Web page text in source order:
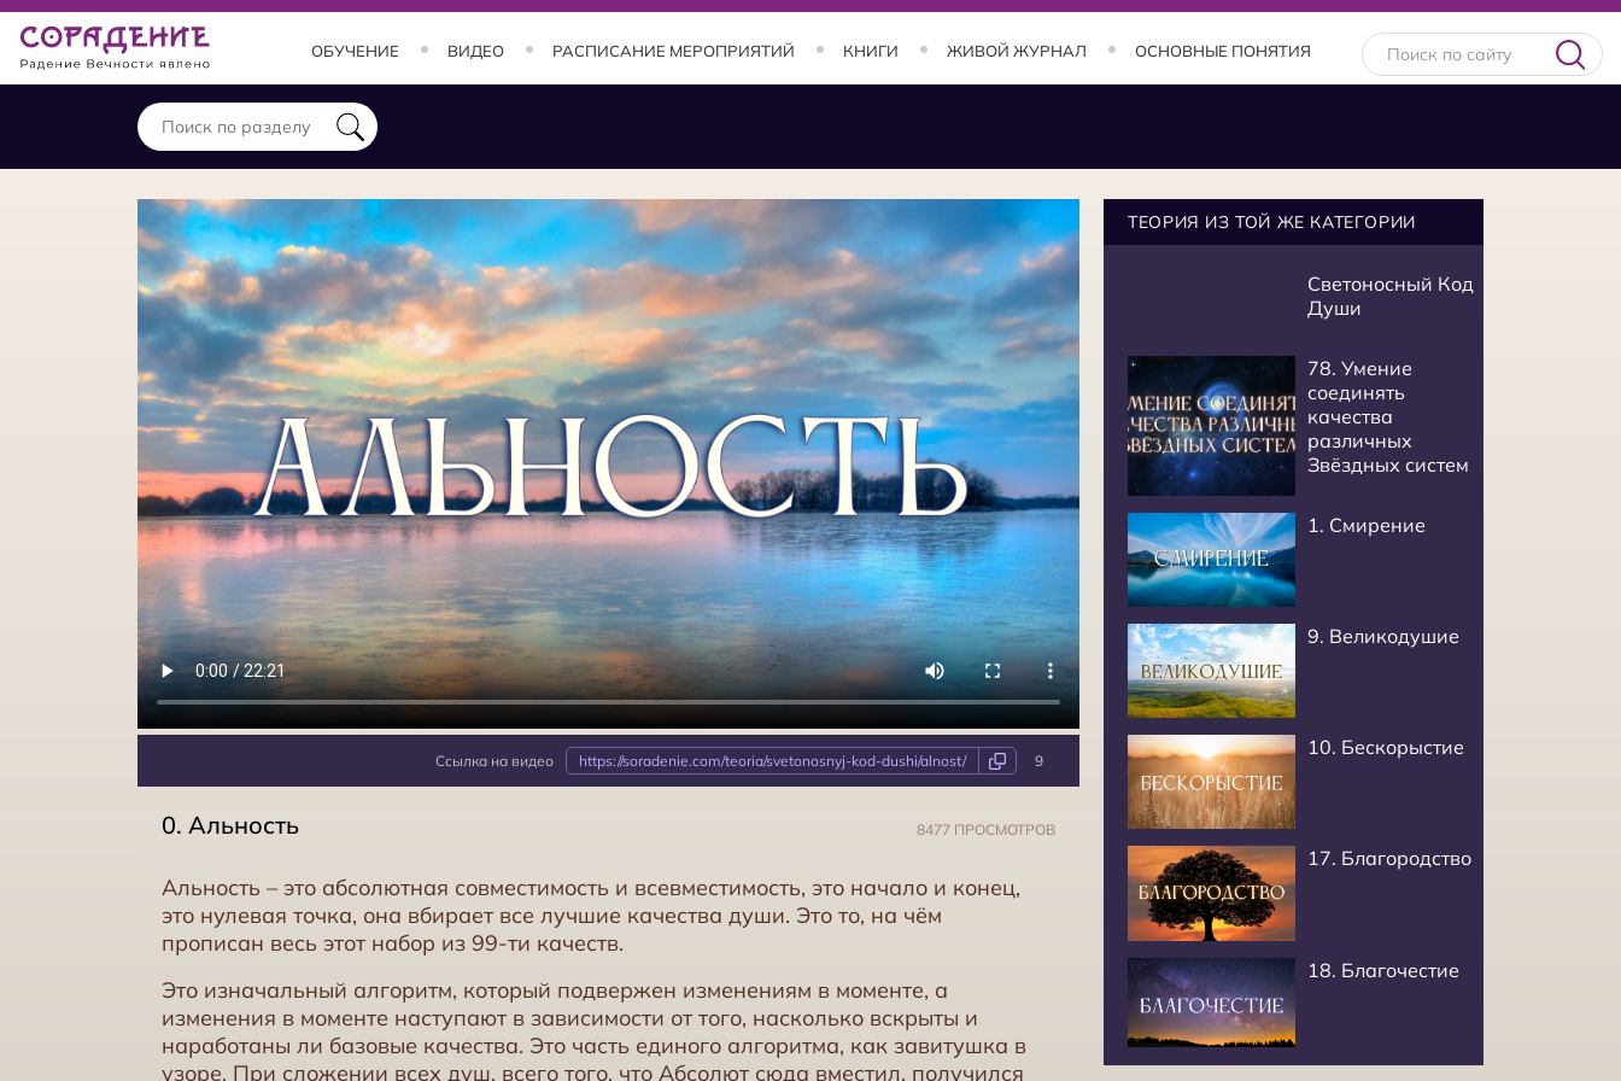
ОБУЧЕНИЕ
ОБУЧЕНИЕ
Теория
Практика
Состояния
Заставки
ВИДЕО РАСПИСАНИЕ МЕРОПРИЯТИЙ КНИГИ ЖИВОЙ ЖУРНАЛ ОСНОВНЫЕ ПОНЯТИЯ
Ссылка на видео https://soradenie.com/teoria/svetonosnyj-kod-dushi/alnost/ 9
0. Альность 8477 ПРОСМОТРОВ
Альность – это абсолютная совместимость и всевместимость, это начало и конец,
это нулевая точка, она вбирает все лучшие качества души. Это то, на чём
прописан весь этот набор из 99-ти качеств.
Это изначальный алгоритм, который подвержен изменениям в моменте, а
изменения в моменте наступают в зависимости от того, насколько вскрыты и
наработаны ли базовые качества. Это часть единого алгоритма, как завитушка в
узоре. При сложении всех душ, всего того, что Абсолют сюда вместил, получился
ТЕОРИЯ ИЗ ТОЙ ЖЕ КАТЕГОРИИ
Светоносный Код
Души
78. Умение
соединять
качества
различных
Звёздных систем
1. Смирение
9. Великодушие
10. Бескорыстие
17. Благородство
18. Благочестие